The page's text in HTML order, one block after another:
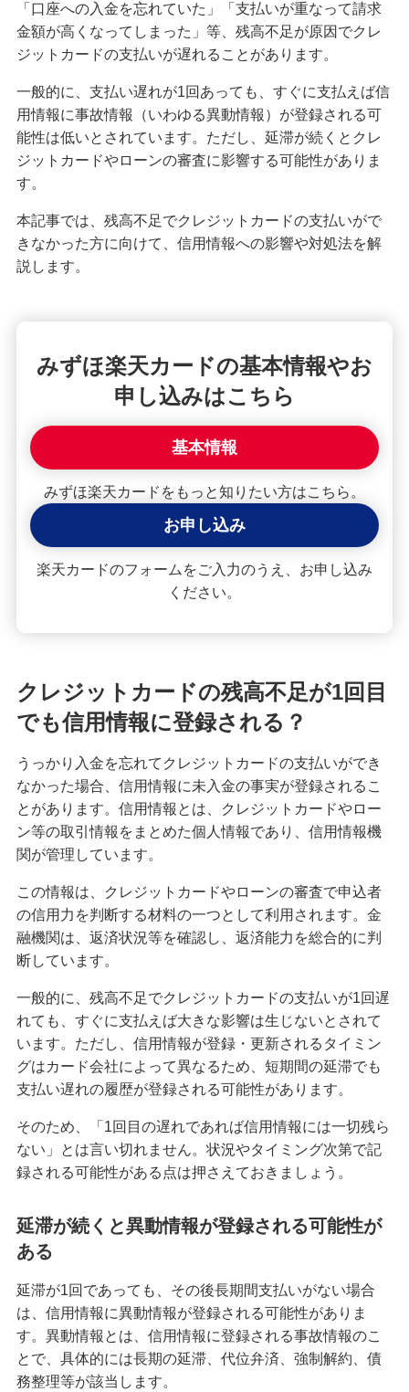
クレジットカードの更新時にするべきことは？新
しいカードが届かない原因も解説
クレジットカードの利用限度額はどう決まる？仕
組みや確認方法、増やす方法を紹介
【クレジットカード初心者向け】使い方や使える
場所、ポイントの貯め方を紹介
クレジットカードの住所変更手続を紹介！タイミ
クレジットカードで分割払い・あとから分割を利
用する手順は？手数料やメリットも紹介
2枚目のクレジットカードを持つメリット・デメリ
ットは？選び方や使い分けも解説
クレジットカードの引き落とし日（支払日）はい
クレジットカードの請求元を調べる方法！明細書
査に不安なときの対処法も紹介
クレジットカードのタッチ決済を分かりやすく解
クレジットカード署名欄のサインが必要な理由
は？書き方や廃止についても解説
きっぷをクレジットカードで購入する3つの方法！
メリットと注意点も解説
クレジットカードを海外で利用すると手数料はど
のくらいかかる？注意点も紹介
クレジットカードを紛失した！対応方法や再発行
までの手順を解説
クレジットカード決済にはどんなメリットがあ
る？仕組みや注意点も解説
マイルが貯まるクレジットカードとは？選び方や
効率的な貯め方、使い方を解説
いや分割払い等の種類を解説
つメリット・デメリット等を解説
クレジットカードのゴールドとは？特徴や発行条
件、保有するメリット、選び方を解説
「口座への入金を忘れていた」「支払いが重なって請求
金額が高くなってしまった」等、残高不足が原因でクレ
ジットカードの支払いが遅れることがあります。
一般的に、支払い遅れが1回あっても、すぐに支払えば信
用情報に事故情報（いわゆる異動情報）が登録される可
能性は低いとされています。ただし、延滞が続くとクレ
ジットカードやローンの審査に影響する可能性がありま
す。
本記事では、残高不足でクレジットカードの支払いがで
きなかった方に向けて、信用情報への影響や対処法を解
説します。
みずほ楽天カードの基本情報やお
申し込みはこちら
基本情報
みずほ楽天カードをもっと知りたい方はこちら。
お申し込み
楽天カードのフォームをご入力のうえ、お申し込み
ください。
クレジットカードの残高不足が1回目
でも信用情報に登録される？
うっかり入金を忘れてクレジットカードの支払いができ
なかった場合、信用情報に未入金の事実が登録されるこ
とがあります。信用情報とは、クレジットカードやロー
ン等の取引情報をまとめた個人情報であり、信用情報機
関が管理しています。
この情報は、クレジットカードやローンの審査で申込者
の信用力を判断する材料の一つとして利用されます。金
融機関は、返済状況等を確認し、返済能力を総合的に判
断しています。
一般的に、残高不足でクレジットカードの支払いが1回遅
れても、すぐに支払えば大きな影響は生じないとされて
います。ただし、信用情報が登録・更新されるタイミン
グはカード会社によって異なるため、短期間の延滞でも
支払い遅れの履歴が登録される可能性があります。
そのため、「1回目の遅れであれば信用情報には一切残ら
ない」とは言い切れません。状況やタイミング次第で記
録される可能性がある点は押さえておきましょう。
延滞が続くと異動情報が登録される可能性が
ある
延滞が1回であっても、その後長期間支払いがない場合
は、信用情報に異動情報が登録される可能性がありま
す。異動情報とは、信用情報に登録される事故情報のこ
とで、具体的には長期の延滞、代位弁済、強制解約、債
務整理等が該当します。